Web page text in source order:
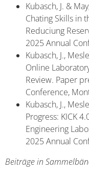
Kubasch, J. &
Chating Skills in
Reduciung
2025 Annual
Kubasch, J.,
Online
Review. Paper
Conference,
Kubasch, J.,
Progress: KICK
Engineering
2025 Annual
Beiträge in